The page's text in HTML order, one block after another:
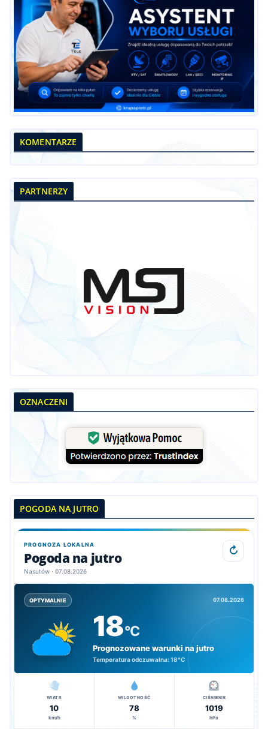
KOMENTARZE
PARTNERZY
OZNACZENI
POGODA NA JUTRO
PROGNOZA LOKALNA
Pogoda na jutro
Nasutów · 07.08.2026
↻
OPTYMALNIE 07.08.2026
18°C
Prognozowane warunki na jutro
Temperatura odczuwalna:18°C
WIATR
10
km/h
WILGOTNOŚĆ
78
%
CIŚNIENIE
1019
hPa